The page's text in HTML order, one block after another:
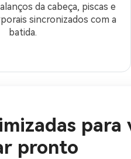
da cabeça, piscas e
sincronizados com a
batida.
para
pronto